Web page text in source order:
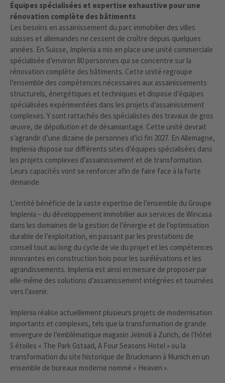
Équipes spécialisées et expertise exhaustive pour une
rénovation complète des bâtiments
Les besoins en assainissement du parc immobilier des villes
suisses et allemandes ne cessent de croître depuis quelques
années. En Suisse, Implenia a mis en place une unité commerciale
spécialisée d’environ 80 personnes qui se concentre sur la
rénovation complète des bâtiments. Cette unité regroupe
l’ensemble des compétences nécessaires aux assainissements
structurels, énergétiques et techniques et dispose d’équipes
spécialisées expérimentées dans les projets d’assainissement
complexes. Y sont rattachés des spécialistes des travaux de gros
œuvre, de dépollution et de désamiantage. Cette unité devrait
s’agrandir d’une dizaine de personnes d’ici fin 2027. En Allemagne,
Implenia dispose sur différents sites d’équipes spécialisées dans
les projets complexes d’assainissement et de transformation.
Leurs capacités vont se renforcer afin de faire face à la forte
demande.
L’entité bénéficie de la vaste expertise de l’ensemble du Groupe
Implenia – du développement immobilier aux services de Wincasa
⁠dans les domaines de la gestion de l’énergie et de l’optimisation
durable de l’exploitation, en passant par les prestations de
conseil tout au long du cycle de vie du projet et les compétences
innovantes en construction bois pour les surélévations et les
agrandissements. Implenia est ainsi en mesure de proposer par
elle-même des solutions d’assainissement intégrées et tournées
vers l’avenir.
Implenia réalise actuellement plusieurs projets de modernisation
importants et complexes, tels que la transformation de grande
envergure de l’emblématique magasin Jelmoli à Zurich, de l’hôtel
5 étoiles « The Park Gstaad, A Four Seasons Hotel » ou la
transformation du site historique de Bruckmann à Munich en un
ensemble de bureaux moderne nommé « Heaven ».